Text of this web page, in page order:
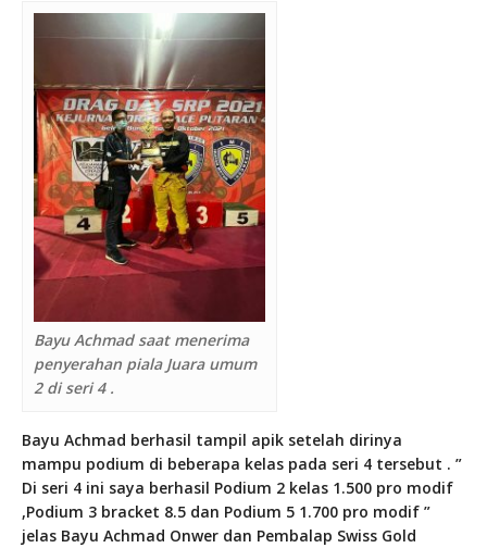
Bayu Achmad saat menerima
penyerahan piala Juara umum
2 di seri 4 .
Bayu Achmad berhasil tampil apik setelah dirinya
mampu podium di beberapa kelas pada seri 4 tersebut . ”
Di seri 4 ini saya berhasil Podium 2 kelas 1.500 pro modif
,Podium 3 bracket 8.5 dan Podium 5 1.700 pro modif ”
jelas Bayu Achmad Onwer dan Pembalap Swiss Gold